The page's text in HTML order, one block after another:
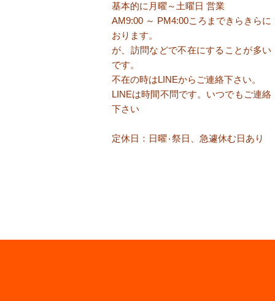
基本的に月曜～土曜日 営業
AM9:00 ～ PM4:00ころまで​きらきらに
おります。
が、訪問などで不在にすることが多い
です。
​不在の時はLINEからご連絡下さい。
​LINEは時間不問です。いつでもご連絡
下さい
定休日：日曜٠祭日、急遽休む日あり